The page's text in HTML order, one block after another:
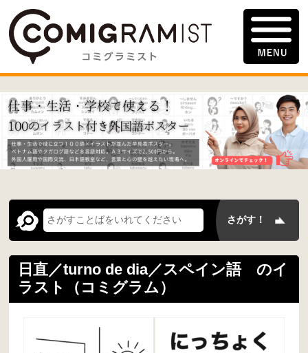
日直／turno de dia／スペイン語 のイ
ラスト（コミグラム）